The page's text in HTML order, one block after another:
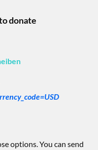
donate
options. You can send